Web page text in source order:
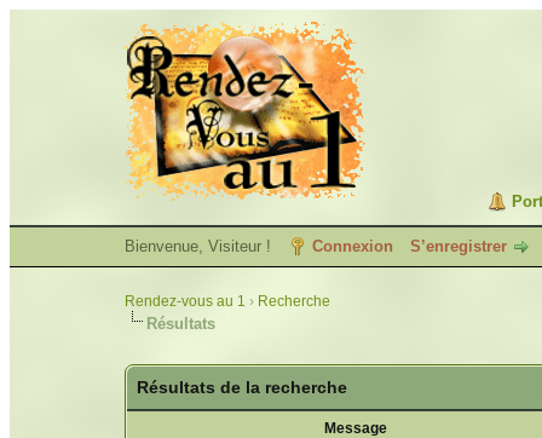
Bienvenue, Visiteur ! Connexion S’enregistrer
Rendez-vous au 1 › Recherche
Résultats
Résultats de la recherche
Message